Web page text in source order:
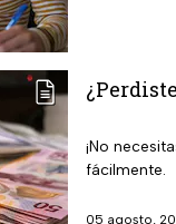
¡No
fácilmente.
05 agosto,